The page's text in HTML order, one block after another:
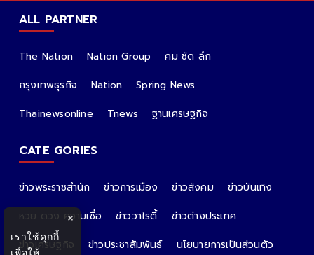
ALL PARTNER
The Nation Nation Group
คม ชัด ลึก
กรุงเทพธุรกิจ
Nation
Spring News
Thainewsonline
Tnews ฐานเศรษฐกิจ
CATE GORIES
ข่าวพระราชสำนัก ข่าวการเมือง ข่าวสังคม
ข่าวบันเทิง
หวย ดวง ความเชื่อ
ข่าววาไรตี้
ข่าวต่างประเทศ
ข่าวเศรษฐกิจ
ข่าวประชาสัมพันธ์ นโยบายการเป็นส่วนตัว
×
เราใช้คุกกี้